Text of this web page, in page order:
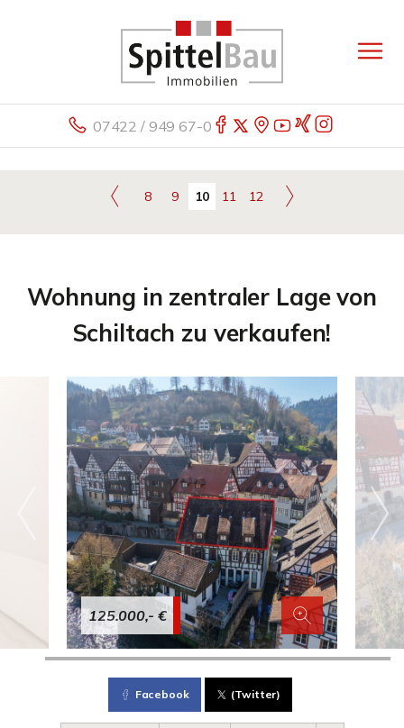
07422 / 949 67-0
8 9 10 11 12
Wohnung in zentraler Lage von
Schiltach zu verkaufen!
125.000,- €
Facebook (Twitter)